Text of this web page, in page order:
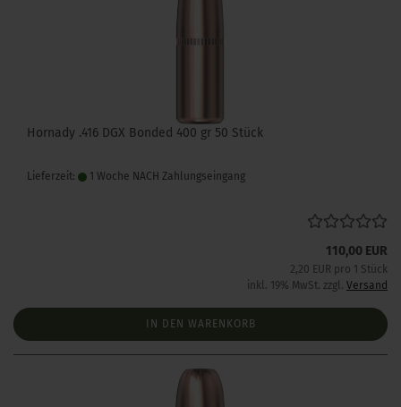
Hornady .416 DGX Bonded 400 gr 50 Stück
Lieferzeit: 1 Woche NACH Zahlungseingang
110,00 EUR
2,20 EUR pro 1 Stück
inkl. 19% MwSt. zzgl. Versand
IN DEN WARENKORB